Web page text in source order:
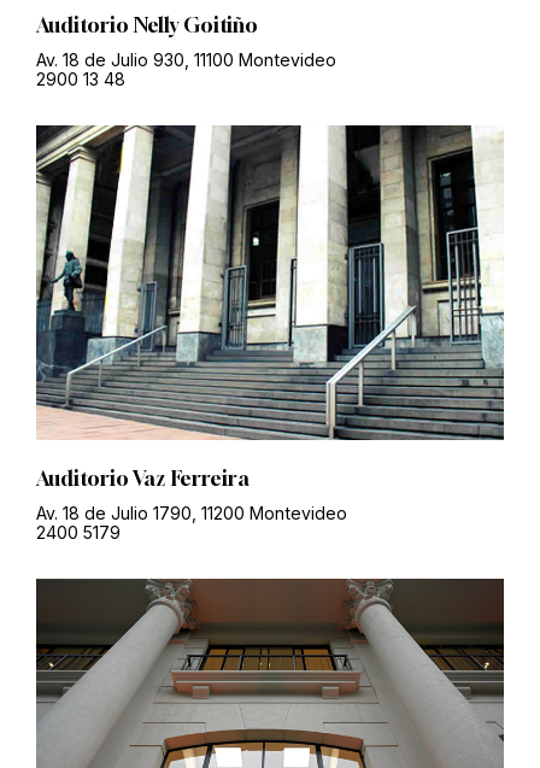
Auditorio Nelly Goitiño
Av. 18 de Julio 930, 11100 Montevideo
2900 13 48
Auditorio Vaz Ferreira
Av. 18 de Julio 1790, 11200 Montevideo
2400 5179